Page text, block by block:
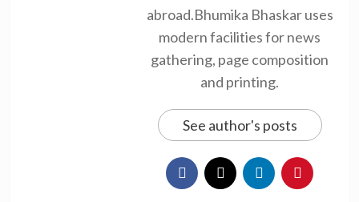
abroad.Bhumika Bhaskar uses
modern facilities for news
gathering, page composition
and printing.
See author's posts